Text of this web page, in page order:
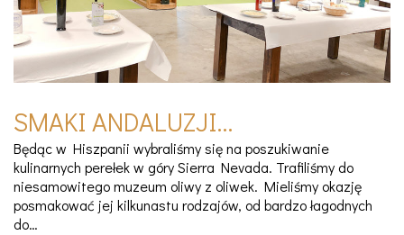
SMAKI ANDALUZJI…
Będąc w Hiszpanii wybraliśmy się na poszukiwanie
kulinarnych perełek w góry Sierra Nevada. Trafiliśmy do
niesamowitego muzeum oliwy z oliwek. Mieliśmy okazję
posmakować jej kilkunastu rodzajów, od bardzo łagodnych
do…